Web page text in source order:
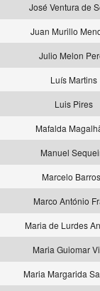
José Ventura de
Juan Murillo
Julio Melon
Luís Martins
Luis Pires
Mafalda
Manuel
Marcelo
Marco António
Maria de Lurdes
Maria Guiomar
Maria Margarida